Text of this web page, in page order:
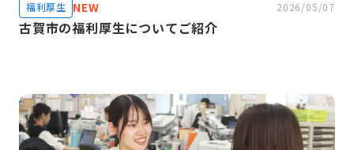
古賀市の福利厚生についてご紹介
福利厚生 NEW 2026/05/07